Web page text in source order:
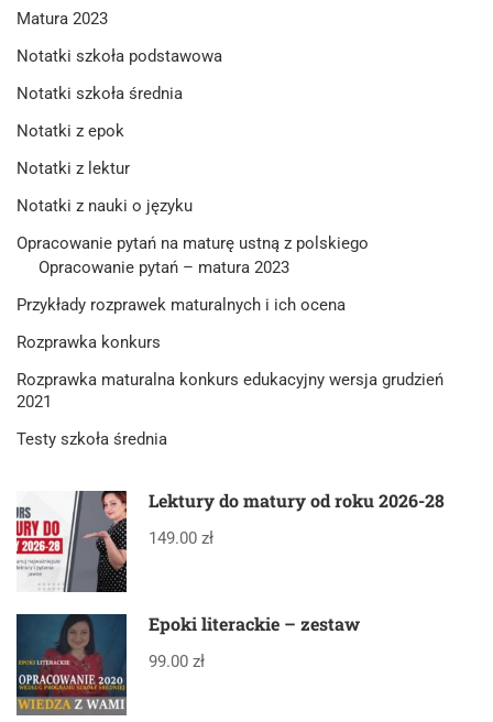
Matura 2023
Notatki szkoła podstawowa
Notatki szkoła średnia
Notatki z epok
Notatki z lektur
Notatki z nauki o języku
Opracowanie pytań na maturę ustną z polskiego
Opracowanie pytań – matura 2023
Przykłady rozprawek maturalnych i ich ocena
Rozprawka konkurs
Rozprawka maturalna konkurs edukacyjny wersja grudzień
2021
Testy szkoła średnia
Lektury do matury od roku 2026-28
149.00 zł
Epoki literackie – zestaw
99.00 zł